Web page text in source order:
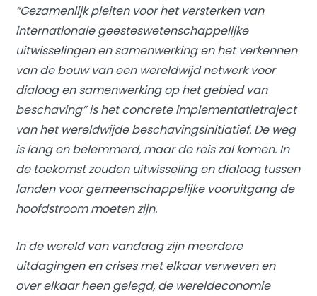
“Gezamenlijk pleiten voor het versterken van
internationale geesteswetenschappelijke
uitwisselingen en samenwerking en het verkennen
van de bouw van een wereldwijd netwerk voor
dialoog en samenwerking op het gebied van
beschaving” is het concrete implementatietraject
van het wereldwijde beschavingsinitiatief. De weg
is lang en belemmerd, maar de reis zal komen. In
de toekomst zouden uitwisseling en dialoog tussen
landen voor gemeenschappelijke vooruitgang de
hoofdstroom moeten zijn.
In de wereld van vandaag zijn meerdere
uitdagingen en crises met elkaar verweven en
over elkaar heen gelegd, de wereldeconomie